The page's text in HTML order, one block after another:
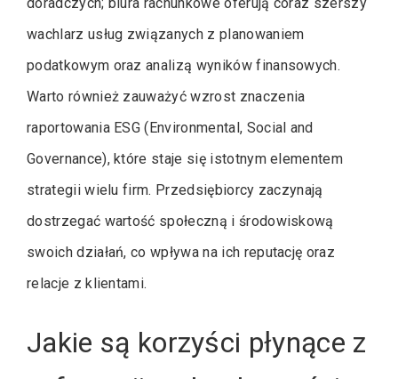
doradczych; biura rachunkowe oferują coraz szerszy
wachlarz usług związanych z planowaniem
podatkowym oraz analizą wyników finansowych.
Warto również zauważyć wzrost znaczenia
raportowania ESG (Environmental, Social and
Governance), które staje się istotnym elementem
strategii wielu firm. Przedsiębiorcy zaczynają
dostrzegać wartość społeczną i środowiskową
swoich działań, co wpływa na ich reputację oraz
relacje z klientami.
Jakie są korzyści płynące z